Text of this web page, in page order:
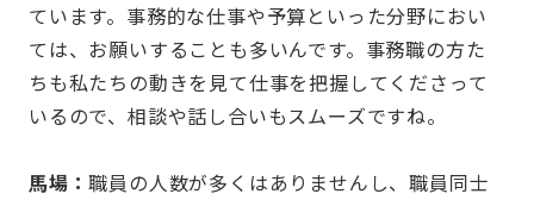
ています。事務的な仕事や予算といった分野におい
ては、お願いすることも多いんです。事務職の方た
ちも私たちの動きを見て仕事を把握してくださって
いるので、相談や話し合いもスムーズですね。
馬場：職員の人数が多くはありませんし、職員同士